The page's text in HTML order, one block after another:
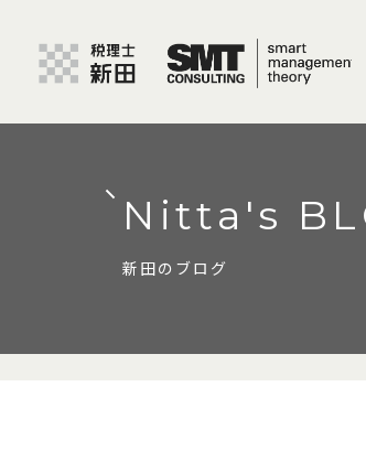
Nitta's
新田のブログ